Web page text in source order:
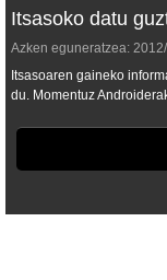
Itsasoko datu
Azken eguneratzea:
Itsasoaren gaineko
du. Momentuz